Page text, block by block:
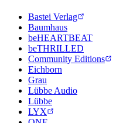
Bastei Verlag
Baumhaus
beHEARTBEAT
beTHRILLED
Community Editions
Eichborn
Grau
Lübbe Audio
Lübbe
LYX